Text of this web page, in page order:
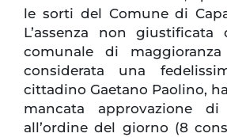
le sorti del Comune di
L’assenza non giustificata
comunale di maggioranza
considerata una
cittadino Gaetano Paolino,
mancata approvazione
all’ordine del giorno (8